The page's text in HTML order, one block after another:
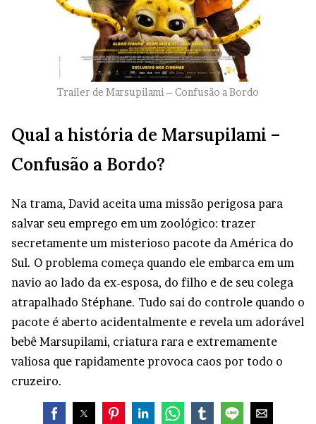
Trailer de Marsupilami – Confusão a Bordo
Qual a história de Marsupilami –
Confusão a Bordo?
Na trama, David aceita uma missão perigosa para
salvar seu emprego em um zoológico: trazer
secretamente um misterioso pacote da América do
Sul. O problema começa quando ele embarca em um
navio ao lado da ex-esposa, do filho e de seu colega
atrapalhado Stéphane. Tudo sai do controle quando o
pacote é aberto acidentalmente e revela um adorável
bebê Marsupilami, criatura rara e extremamente
valiosa que rapidamente provoca caos por todo o
cruzeiro.